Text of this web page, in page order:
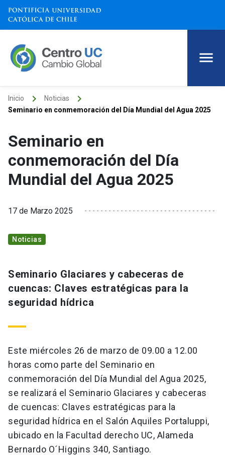
Inicio keyboard_arrow_right Noticias keyboard_arrow_right
Seminario en conmemoración del Día Mundial del Agua 2025
Seminario en
conmemoración del Día
Mundial del Agua 2025
17 de Marzo 2025
Noticias
Seminario Glaciares y cabeceras de
cuencas: Claves estratégicas para la
seguridad hídrica
Este miércoles 26 de marzo de 09.00 a 12.00
horas como parte del Seminario en
conmemoración del Día Mundial del Agua 2025,
se realizará el Seminario Glaciares y cabeceras
de cuencas: Claves estratégicas para la
seguridad hídrica en el Salón Aquiles Portaluppi,
ubicado en la Facultad derecho UC, Alameda
Bernardo O´Higgins 340, Santiago.